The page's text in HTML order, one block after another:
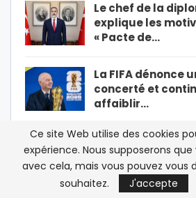
Le chef de la
explique les
« Pacte de…
La FIFA dénonce
concerté et
affaiblir…
PRÉCÉDENT SUIVANT 1 De 30 850
LES PLUS LUS
Ce site Web utilise des cookies
expérience. Nous supposerons
avec cela, mais vous pouvez vous
souhaitez.
J'accepte